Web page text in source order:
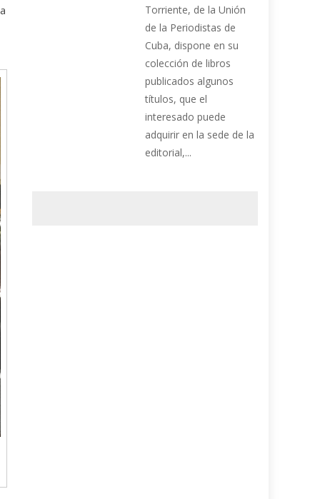
Torriente, de la Unión
de la Periodistas de
Cuba, dispone en su
colección de libros
publicados algunos
títulos, que el
interesado puede
adquirir en la sede de la
editorial,...